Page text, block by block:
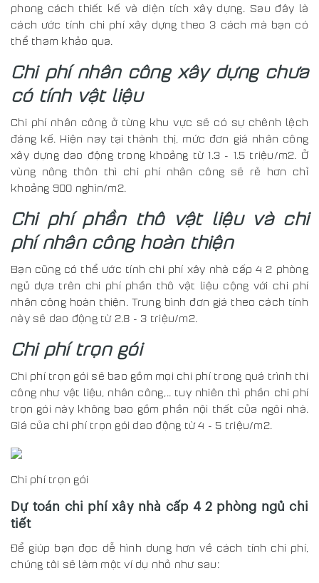
phong cách thiết kế và diện tích xây dựng. Sau đây là
cách ước tính chi phí xây dựng theo 3 cách mà bạn có
thể tham khảo qua.
Chi phí nhân công xây dựng chưa
có tính vật liệu
Chi phí nhân công ở từng khu vực sẽ có sự chênh lệch
đáng kế. Hiện nay tại thành thị, mức đơn giá nhân công
xây dựng dao động trong khoảng từ 1.3 - 1.5 triệu/m2. Ở
vùng nông thôn thì chi phí nhân công sẽ rẻ hơn chỉ
khoảng 900 nghìn/m2.
Chi phí phần thô vật liệu và chi
phí nhân công hoàn thiện
Bạn cũng có thể ước tính chi phí xây nhà cấp 4 2 phòng
ngủ dựa trên chi phí phần thô vật liệu cộng với chi phí
nhân công hoàn thiện. Trung bình đơn giá theo cách tính
này sẽ dao động từ 2.8 - 3 triệu/m2.
Chi phí trọn gói
Chi phí trọn gói sẽ bao gồm mọi chi phí trong quá trình thi
công như vật liệu, nhân công,.. tuy nhiên thì phần chi phí
trọn gói này không bao gồm phần nội thất của ngôi nhà.
Giá của chi phí trọn gói dao động từ 4 - 5 triệu/m2.
Chi phí trọn gói
Dự toán chi phí xây nhà cấp 4 2 phòng ngủ chi
tiết
Để giúp bạn đọc dễ hình dung hơn về cách tính chi phí,
chúng tôi sẽ làm một ví dụ nhỏ như sau: